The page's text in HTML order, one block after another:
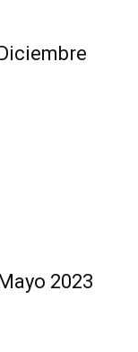
2023